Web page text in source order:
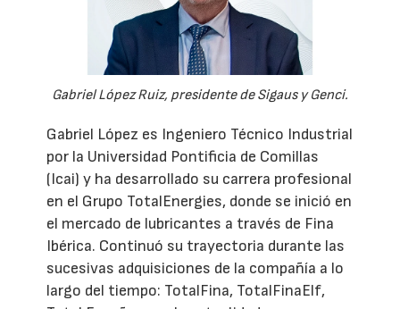
Gabriel López Ruiz, presidente de Sigaus y Genci.
Gabriel López es Ingeniero Técnico Industrial
por la Universidad Pontificia de Comillas
(Icai) y ha desarrollado su carrera profesional
en el Grupo TotalEnergies, donde se inició en
el mercado de lubricantes a través de Fina
Ibérica. Continuó su trayectoria durante las
sucesivas adquisiciones de la compañía a lo
largo del tiempo: TotalFina, TotalFinaElf,